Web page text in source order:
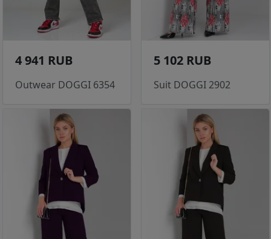
4 941 RUB
Outwear DOGGI 6354
5 102 RUB
Suit DOGGI 2902